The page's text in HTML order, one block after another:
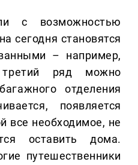
с возможностью
сегодня становятся
– например,
ряд можно
отделения
появляется
все необходимое, не
оставить дома.
путешественники